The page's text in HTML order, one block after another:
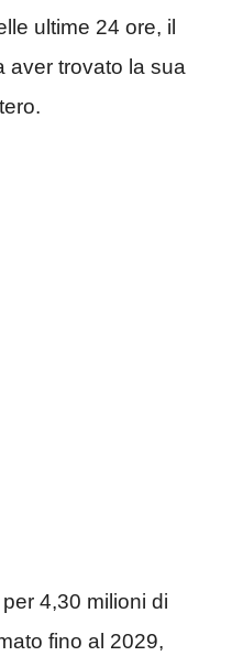
ultime 24 ore, il
aver trovato la sua
per 4,30 milioni di
fino al 2029,